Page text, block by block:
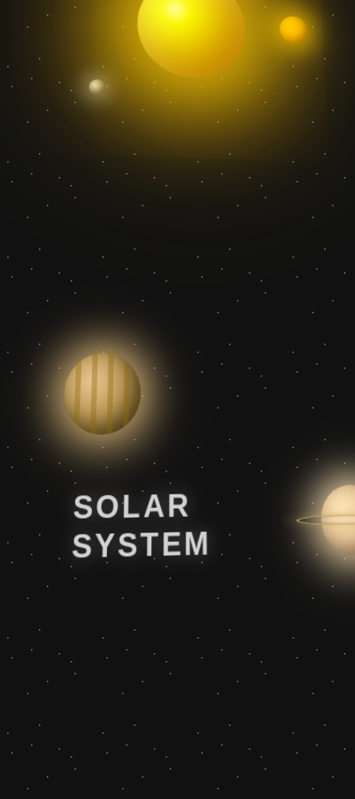
SOLAR
SYSTEM